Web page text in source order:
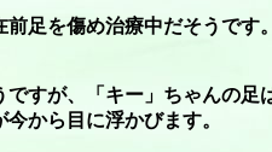
前足を傷め治療中だそうです。
ですが、「キー」ちゃんの
今から目に浮かびます。